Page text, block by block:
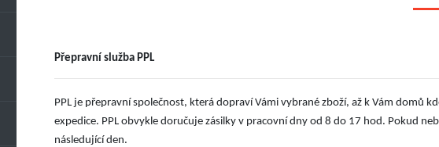
Přepravní služba PPL
PPL je přepravní společnost, která dopraví Vámi vybrané zboží, až k Vám domů
expedice. PPL obvykle doručuje zásilky v pracovní dny od 8 do 17 hod. Pokud
následující den.